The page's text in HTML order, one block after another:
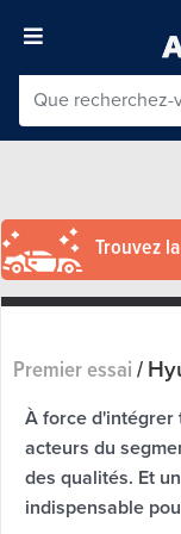
Trouvez
Premier essai/
À force d'intégrer
acteurs du
des qualités. Et
indispensable